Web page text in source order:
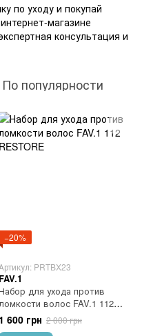
по уходу и покупай
магазине
консультация и
По популярности
−20%
PRTBX23
FAV.1
для ухода против
ломкости волос FAV.1 112
RESTORE
1 600 грн 2 000 грн